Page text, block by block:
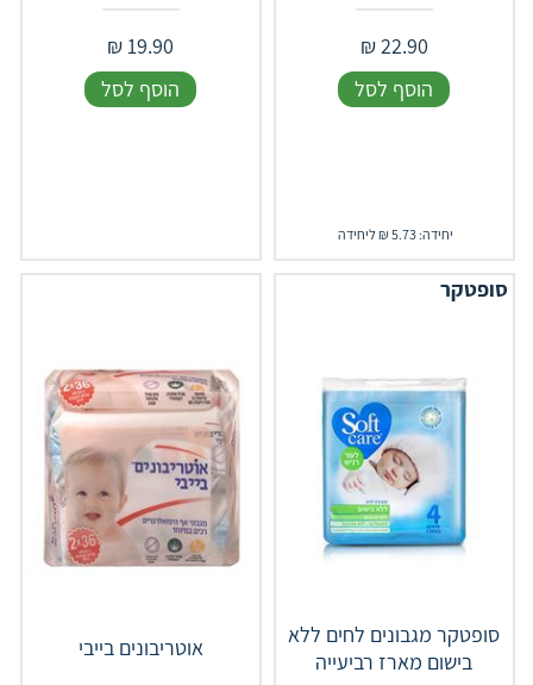
22.90
₪
הוסף לסל
יחידה: 5.73 ₪ ליחידה
19.90
₪
הוסף לסל
סופטקר
סופטקר מגבונים לחים ללא
בישום מארז רביעייה
אוטריבונים בייבי